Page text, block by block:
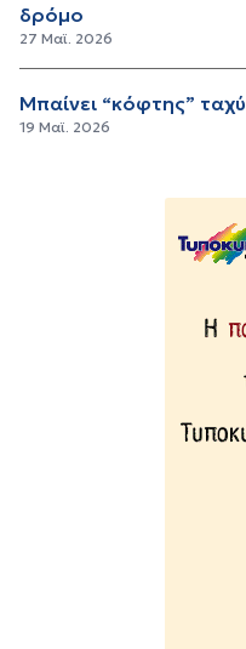
δρόμο
27 Μαϊ. 2026
Μπαίνει “κόφτης”
19 Μαϊ. 2026